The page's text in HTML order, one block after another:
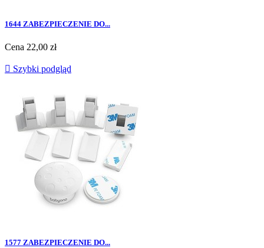
1644 ZABEZPIECZENIE DO...
Cena 22,00 zł
 Szybki podgląd
1577 ZABEZPIECZENIE DO...